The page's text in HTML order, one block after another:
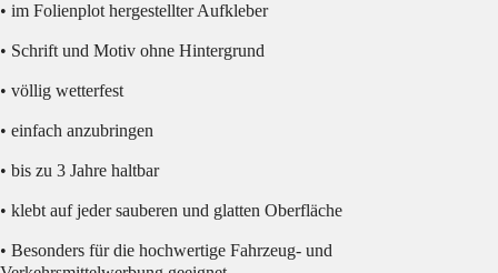
• im Folienplot hergestellter Aufkleber
• Schrift und Motiv ohne Hintergrund
• völlig wetterfest
• einfach anzubringen
• bis zu 3 Jahre haltbar
• klebt auf jeder sauberen und glatten Oberfläche
• Besonders für die hochwertige Fahrzeug- und